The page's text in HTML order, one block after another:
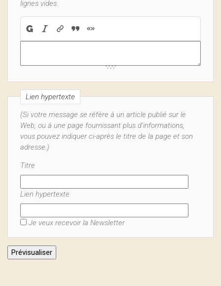
lignes vides.
Lien hypertexte
(Si votre message se réfère à un article publié sur le
Web, ou à une page fournissant plus d’informations,
vous pouvez indiquer ci-après le titre de la page et son
adresse.)
Titre
Lien hypertexte
Je veux recevoir la Newsletter